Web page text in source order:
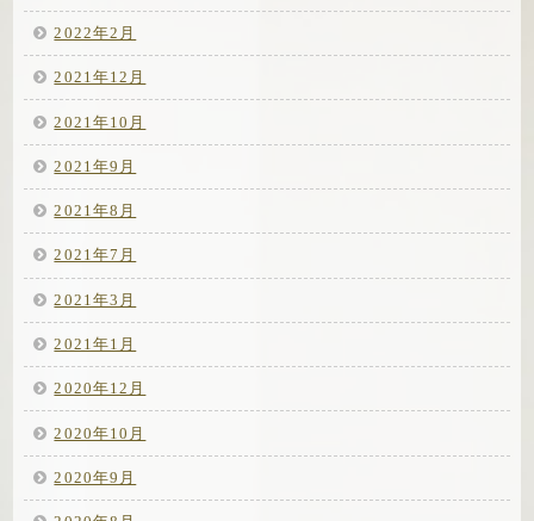
2022年2月
2021年12月
2021年10月
2021年9月
2021年8月
2021年7月
2021年3月
2021年1月
2020年12月
2020年10月
2020年9月